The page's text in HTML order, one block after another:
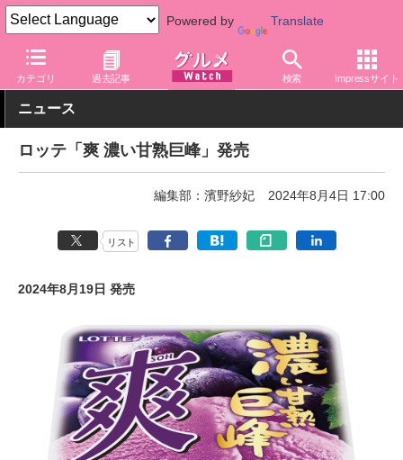
Powered by Translate
カテゴリ 過去記事 検索 Impressサイト
グルメ Watch メーカー 菓子 ロッテ
ニュース
ロッテ「爽 濃い甘熟巨峰」発売
編集部：濱野紗妃 2024年8月4日 17:00
リスト
2024年8月19日 発売